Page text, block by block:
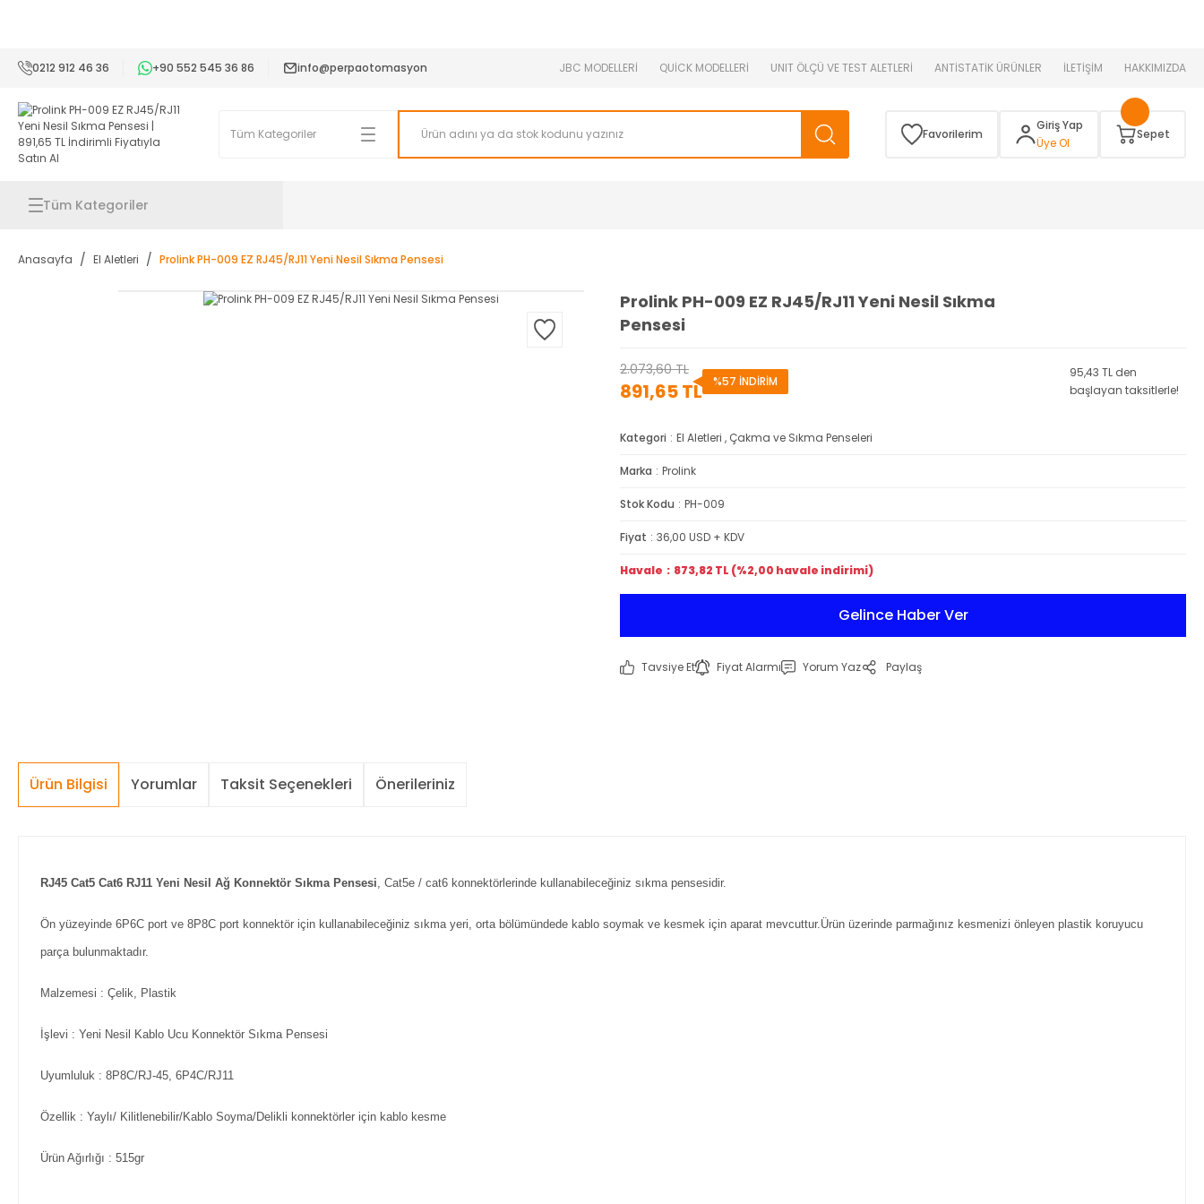
0212 912 46 36 +90 552 545 36 86 info@perpaotomasyon JBC MODELLERİ QUİCK MODELLERİ UNIT ÖLÇÜ VE TEST ALETLERİ ANTİSTATİK ÜRÜNLER İLETİŞİM HAKKIMIZDA
Favorilerim
Giriş Yap
Üye Ol
Sepet
Tüm Kategoriler
Anasayfa El Aletleri Prolink PH-009 EZ RJ45/RJ11 Yeni Nesil Sıkma Pensesi
Prolink PH-009 EZ RJ45/RJ11 Yeni Nesil Sıkma
Pensesi
2.073,60 TL
891,65 TL %57 İNDİRİM
95,43 TL den
başlayan taksitlerle!
Kategori El Aletleri , Çakma ve Sıkma Penseleri
Marka Prolink
Stok Kodu PH-009
Fiyat 36,00 USD + KDV
Havale 873,82 TL (%2,00 havale indirimi)
Gelince Haber Ver
Tavsiye Et Fiyat Alarmı Yorum Yaz Paylaş
Ürün Bilgisi Yorumlar Taksit Seçenekleri Önerileriniz
RJ45 Cat5 Cat6 RJ11 Yeni Nesil Ağ Konnektör Sıkma Pensesi, Cat5e / cat6 konnektörlerinde kullanabileceğiniz sıkma pensesidir.
Ön yüzeyinde 6P6C port ve 8P8C port konnektör için kullanabileceğiniz sıkma yeri, orta bölümündede kablo soymak ve kesmek için aparat mevcuttur.Ürün üzerinde parmağınız kesmenizi önleyen plastik koruyucu
parça bulunmaktadır.
Malzemesi : Çelik, Plastik
İşlevi : Yeni Nesil Kablo Ucu Konnektör Sıkma Pensesi
Uyumluluk : 8P8C/RJ-45, 6P4C/RJ11
Özellik : Yaylı/ Kilitlenebilir/Kablo Soyma/Delikli konnektörler için kablo kesme
Ürün Ağırlığı : 515gr